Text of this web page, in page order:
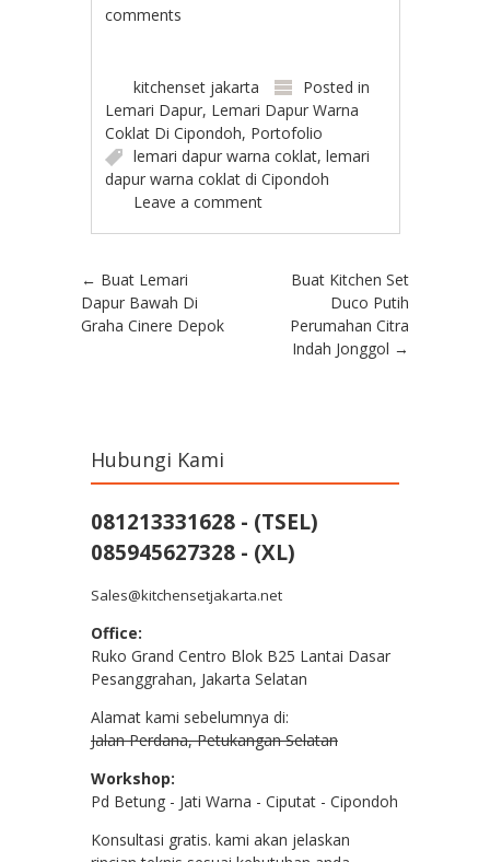
comments
kitchenset jakarta
Posted in
Lemari Dapur, Lemari Dapur Warna
Coklat Di Cipondoh, Portofolio
lemari dapur warna coklat,lemari
dapur warna coklat di Cipondoh
Leave a comment
Post navigation
← Buat Lemari
Dapur Bawah Di
Graha Cinere Depok
Buat Kitchen Set
Duco Putih
Perumahan Citra
Indah Jonggol →
Hubungi Kami
081213331628 - (TSEL)
085945627328 - (XL)
Sales@kitchensetjakarta.net
Office:
Ruko Grand Centro Blok B25 Lantai Dasar
Pesanggrahan, Jakarta Selatan
Alamat kami sebelumnya di:
Jalan Perdana, Petukangan Selatan
Workshop:
Pd Betung - Jati Warna - Ciputat - Cipondoh
Konsultasi gratis. kami akan jelaskan